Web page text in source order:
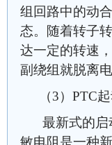
组回路中的动
态。随着转子
达一定的转速
副绕组就脱离电
（3）PTC
最新式的启
敏电阻是一种